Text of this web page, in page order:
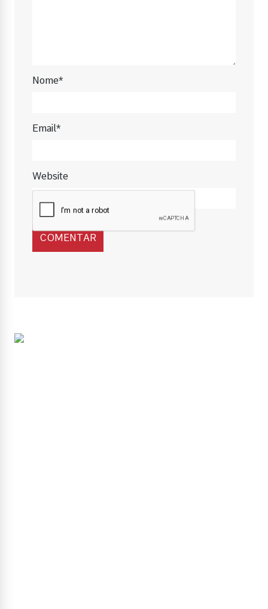
Nome*
Email*
Website